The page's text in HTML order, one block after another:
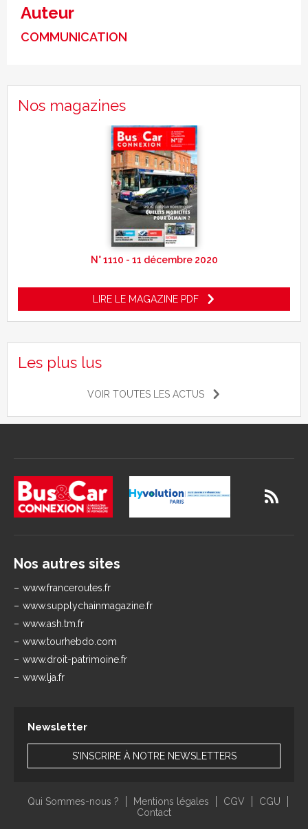
Auteur
COMMUNICATION
Nos magazines
N° 1110 - 11 décembre 2020
LIRE LE MAGAZINE PDF
Les plus lus
VOIR TOUTES LES ACTUS
Nos autres sites
www.franceroutes.fr
www.supplychainmagazine.fr
www.ash.tm.fr
www.tourhebdo.com
www.droit-patrimoine.fr
www.lja.fr
Newsletter
S'INSCRIRE À NOTRE NEWSLETTERS
Qui Sommes-nous ? Mentions légales CGV
CGU
Contact